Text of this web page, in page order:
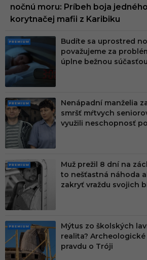
nočnú moru: Príbeh boja
korytnačej mafii z Karibiku
PRE
MIU
M
Budíte sa uprostred
považujeme za
úplne bežnou
PRE
MIU
M
Nenápadní manželia
smršť mŕtvych
využili neschopnosť
PRE
MIU
M
Muž prežil 8 dní na
to nešťastná náhoda
zakryť vraždu svojich
PRE
MIU
M
Mýtus zo školských
realita?
pravdu o Tróji